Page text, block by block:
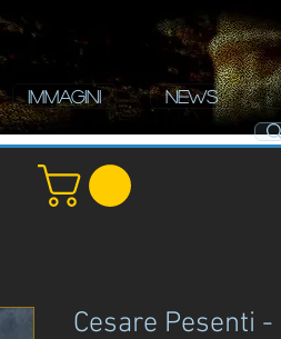
IMMAGINI NEWS
Cesare Pesenti